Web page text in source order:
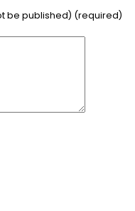
be published) (required)